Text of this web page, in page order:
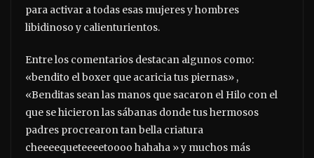
para activar a todas esas mujeres y hombres
libidinoso y calienturientos.
Entre los comentarios destacan algunos como:
«bendito el boxer que acaricia tus piernas» ,
«Benditas sean las manos que sacaron el Hilo con el
que se hicieron las sábanas donde tus hermosos
padres procrearon tan bella criatura
cheeeequeteeeetoooo hahaha » y muchos más